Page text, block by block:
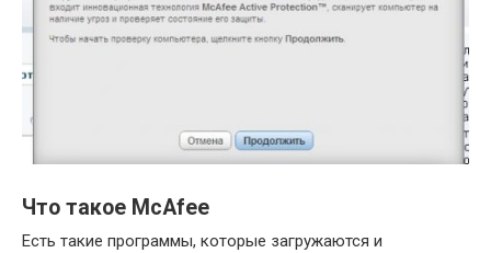
Что такое McAfee
Есть такие программы, которые загружаются и